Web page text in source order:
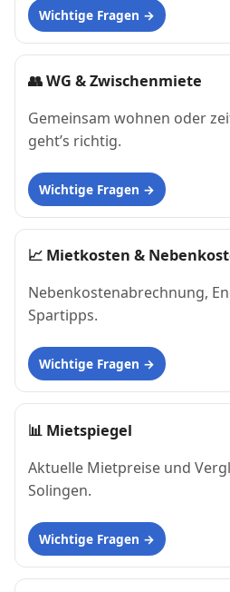
Wichtige Fragen
👥WG & Zwischenmiete
Gemeinsam wohnen oder
geht’s richtig.
Wichtige Fragen
📈 Mietkosten &
Nebenkostenabrechnung,
Spartipps.
Wichtige Fragen
📊 Mietspiegel
Aktuelle Mietpreise und
Solingen.
Wichtige Fragen